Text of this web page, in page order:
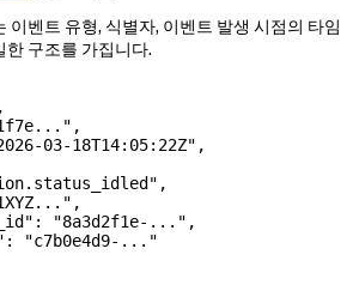
이벤트 유형, 식별자, 이벤트 발생 시점의 타임
구조를 가집니다.
,
,
03-18T14:05:22Z" ,
,
,
: "8a3d2f1e-..." ,
:
"c7b0e4d9-..."